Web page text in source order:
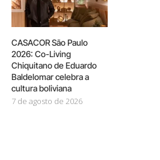
CASACOR São Paulo
2026: Co-Living
Chiquitano de Eduardo
Baldelomar celebra a
cultura boliviana
7 de agosto de 2026